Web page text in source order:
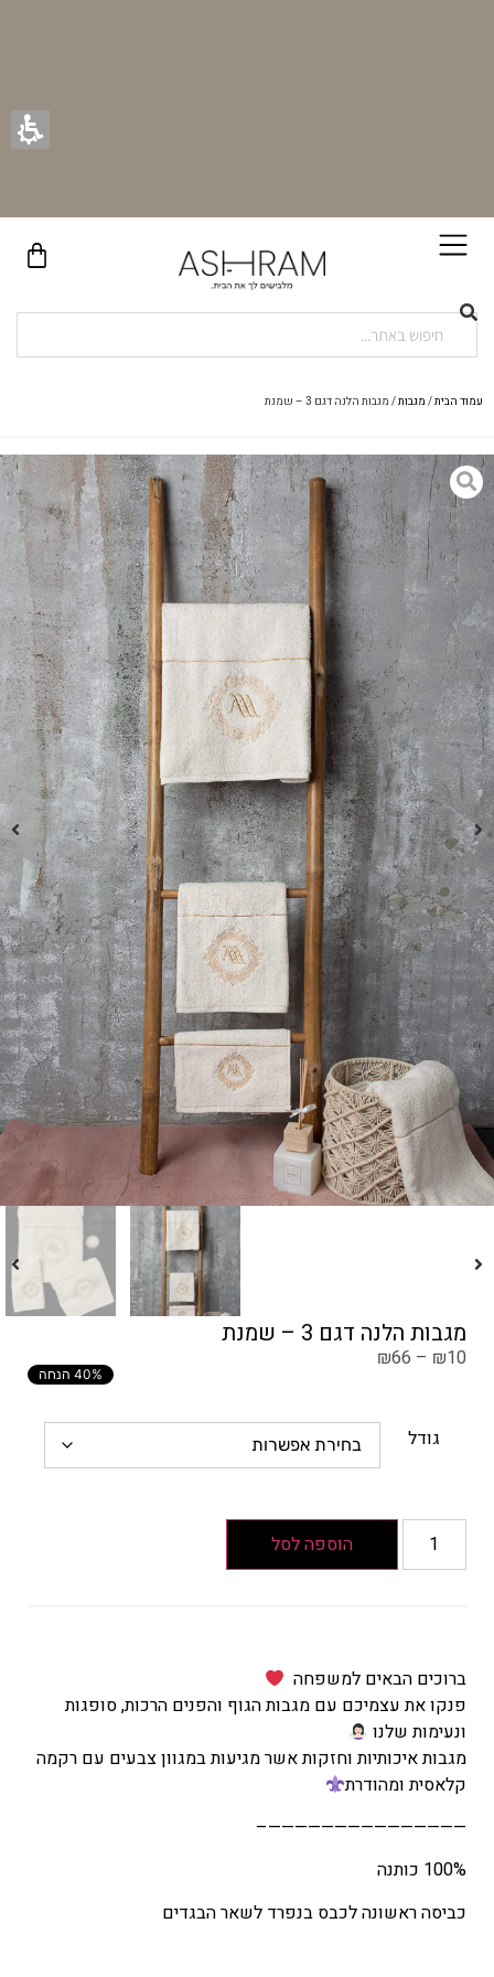
עמוד הבית/ מגבות/ מגבות הלנה דגם 3 – שמנת
מגבות הלנה דגם 3 – שמנת
₪10
–
₪66
40% הנחה
גודל
הוספה לסל
ברוכים הבאים למשפחה
פנקו את עצמיכם עם מגבות הגוף והפנים הרכות, סופגות
ונעימות שלנו
מגבות איכותיות וחזקות אשר מגיעות במגוון צבעים עם רקמה
קלאסית ומהודרת
———————————————–
100% כותנה
כביסה ראשונה לכבס בנפרד לשאר הבגדים